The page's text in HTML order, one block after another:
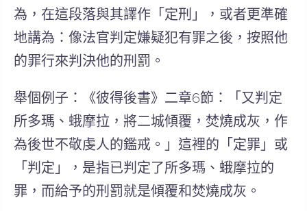
為，在這段落與其譯作「定刑」，或者更準確
地講為：像法官判定嫌疑犯有罪之後，按照他
的罪行來判決他的刑罰。
舉個例子：《彼得後書》二章6節：「又判定
所多瑪、蛾摩拉，將二城傾覆，焚燒成灰，作
為後世不敬虔人的鑑戒。」這裡的「定罪」或
「判定」，是指已判定了所多瑪、蛾摩拉的
罪，而給予的刑罰就是傾覆和焚燒成灰。